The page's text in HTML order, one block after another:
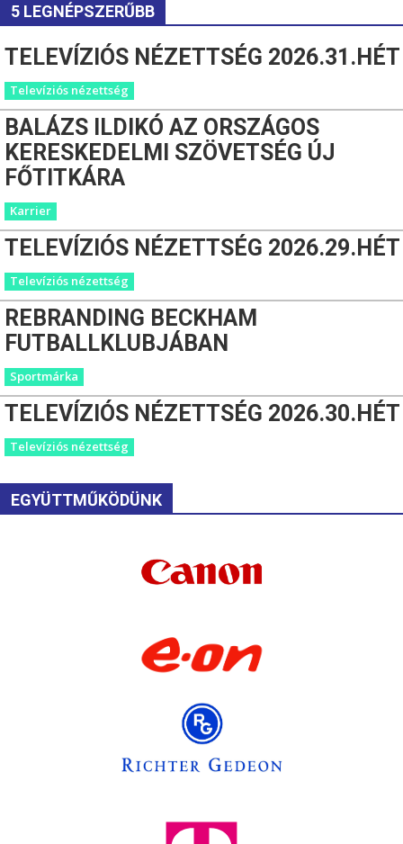
5 LEGNÉPSZERŰBB
TELEVÍZIÓS NÉZETTSÉG 2026.31.HÉT
Televíziós nézettség
BALÁZS ILDIKÓ AZ ORSZÁGOS
KERESKEDELMI SZÖVETSÉG ÚJ
FŐTITKÁRA
Karrier
TELEVÍZIÓS NÉZETTSÉG 2026.29.HÉT
Televíziós nézettség
REBRANDING BECKHAM
FUTBALLKLUBJÁBAN
Sportmárka
TELEVÍZIÓS NÉZETTSÉG 2026.30.HÉT
Televíziós nézettség
EGYÜTTMŰKÖDÜNK